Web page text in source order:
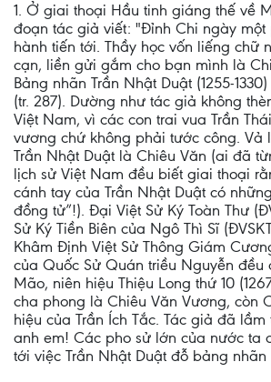
1. Ở giai thoại Hầu tinh giáng thế về
đoạn tác giả viết: "Đỉnh Chi ngày một
hành tiến tới. Thầy học vốn liếng chữ
cạn, liền gửi gắm cho bạn mình là
Bảng nhãn Trần Nhật Duật (1255-
(tr. 287). Dường như tác giả không
Việt Nam, vì các con trai vua Trần
vương chứ không phải tước công. Vả
Trần Nhật Duật là Chiêu Văn (ai đã
lịch sử Việt Nam đều biết giai thoại
cánh tay của Trần Nhật Duật có
đồng tử”!). Đại Việt Sử Ký Toàn Thư
Sử Ký Tiền Biên của Ngô Thì Sĩ
Khâm Định Việt Sử Thông Giám
của Quốc Sử Quán triều Nguyễn đều
Mão, niên hiệu Thiệu Long thứ 10
cha phong là Chiêu Văn Vương, còn
hiệu của Trần Ích Tắc. Tác giả đã
anh em! Các pho sử lớn của nước ta
tới việc Trần Nhật Duật đỗ bảng